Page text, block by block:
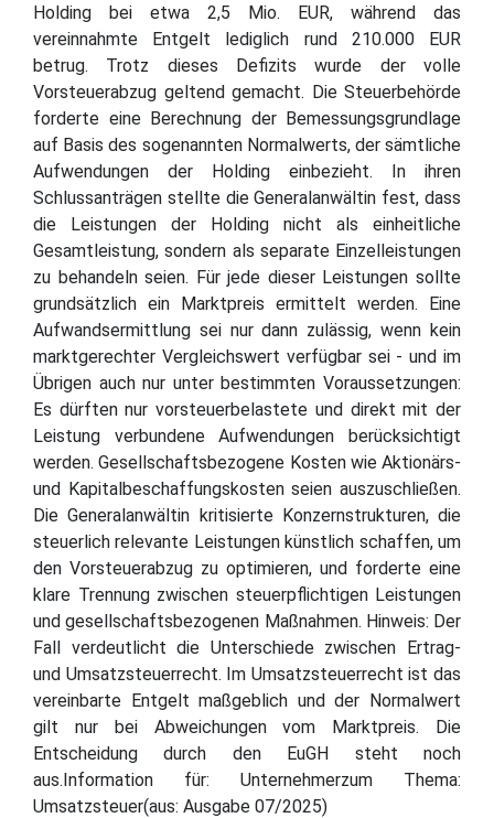
Holding bei etwa 2,5 Mio. EUR, während das
vereinnahmte Entgelt lediglich rund 210.000 EUR
betrug. Trotz dieses Defizits wurde der volle
Vorsteuerabzug geltend gemacht. Die Steuerbehörde
forderte eine Berechnung der Bemessungsgrundlage
auf Basis des sogenannten Normalwerts, der sämtliche
Aufwendungen der Holding einbezieht. In ihren
Schlussanträgen stellte die Generalanwältin fest, dass
die Leistungen der Holding nicht als einheitliche
Gesamtleistung, sondern als separate Einzelleistungen
zu behandeln seien. Für jede dieser Leistungen sollte
grundsätzlich ein Marktpreis ermittelt werden. Eine
Aufwandsermittlung sei nur dann zulässig, wenn kein
marktgerechter Vergleichswert verfügbar sei - und im
Übrigen auch nur unter bestimmten Voraussetzungen:
Es dürften nur vorsteuerbelastete und direkt mit der
Leistung verbundene Aufwendungen berücksichtigt
werden. Gesellschaftsbezogene Kosten wie Aktionärs-
und Kapitalbeschaffungskosten seien auszuschließen.
Die Generalanwältin kritisierte Konzernstrukturen, die
steuerlich relevante Leistungen künstlich schaffen, um
den Vorsteuerabzug zu optimieren, und forderte eine
klare Trennung zwischen steuerpflichtigen Leistungen
und gesellschaftsbezogenen Maßnahmen. Hinweis: Der
Fall verdeutlicht die Unterschiede zwischen Ertrag-
und Umsatzsteuerrecht. Im Umsatzsteuerrecht ist das
vereinbarte Entgelt maßgeblich und der Normalwert
gilt nur bei Abweichungen vom Marktpreis. Die
Entscheidung durch den EuGH steht noch
aus.Information für: Unternehmerzum Thema:
Umsatzsteuer(aus: Ausgabe 07/2025)